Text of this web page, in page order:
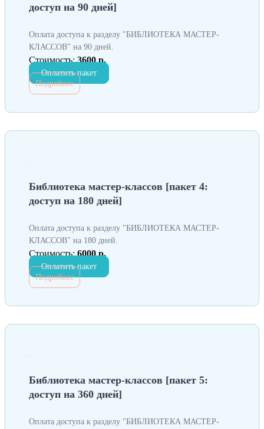
доступ на 90 дней]
Оплата доступа к разделу "БИБЛИОТЕКА МАСТЕР-
КЛАССОВ" на 90 дней.
Стоимость: 3600 р.
Оплатить пакет
Подробнее
Библиотека мастер-классов [пакет 4:
доступ на 180 дней]
Оплата доступа к разделу "БИБЛИОТЕКА МАСТЕР-
КЛАССОВ" на 180 дней.
Стоимость: 6000 р.
Оплатить пакет
Подробнее
Библиотека мастер-классов [пакет 5:
доступ на 360 дней]
Оплата доступа к разделу "БИБЛИОТЕКА МАСТЕР-